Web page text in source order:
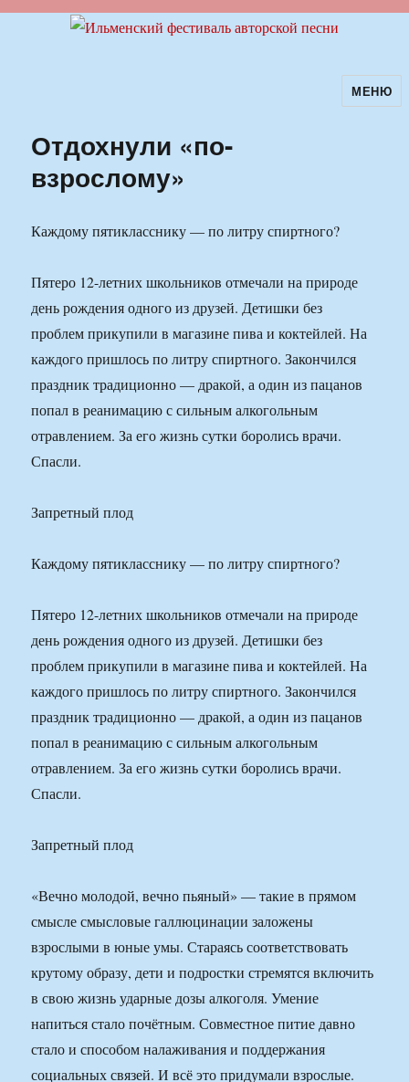
Ильменский фестиваль авторскойМЕНЮ
Отдохнули «по-
взрослому»
Каждому пятикласснику — по литру спиртного?
Пятеро 12-летних школьников отмечали на природе
день рождения одного из друзей. Детишки без
проблем прикупили в магазине пива и коктейлей. На
каждого пришлось по литру спиртного. Закончился
праздник традиционно — дракой, а один из пацанов
попал в реанимацию с сильным алкогольным
отравлением. За его жизнь сутки боролись врачи.
Спасли.
Запретный плод
Каждому пятикласснику — по литру спиртного?
Пятеро 12-летних школьников отмечали на природе
день рождения одного из друзей. Детишки без
проблем прикупили в магазине пива и коктейлей. На
каждого пришлось по литру спиртного. Закончился
праздник традиционно — дракой, а один из пацанов
попал в реанимацию с сильным алкогольным
отравлением. За его жизнь сутки боролись врачи.
Спасли.
Запретный плод
«Вечно молодой, вечно пьяный» — такие в прямом
смысле смысловые галлюцинации заложены
взрослыми в юные умы. Стараясь соответствовать
крутому образу, дети и подростки стремятся включить
в свою жизнь ударные дозы алкоголя. Умение
напиться стало почётным. Совместное питие давно
стало и способом налаживания и поддержания
социальных связей. И всё это придумали взрослые.